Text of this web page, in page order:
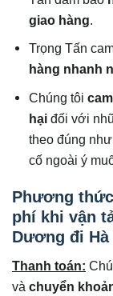
giao hàng
Trọng Tấn
hàng nhanh
Chúng tôi
hạiđối với
theo đúng
cố ngoài ý
Phương
phí khi vận
Dương đi Hà
Thanh toán:
và chuyển